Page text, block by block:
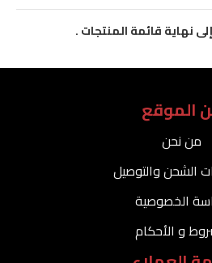
نهاية قائمة المنتجات .
الموقع
من نحن
الشحن والتوصيل
الخصوصية
و الأحكام